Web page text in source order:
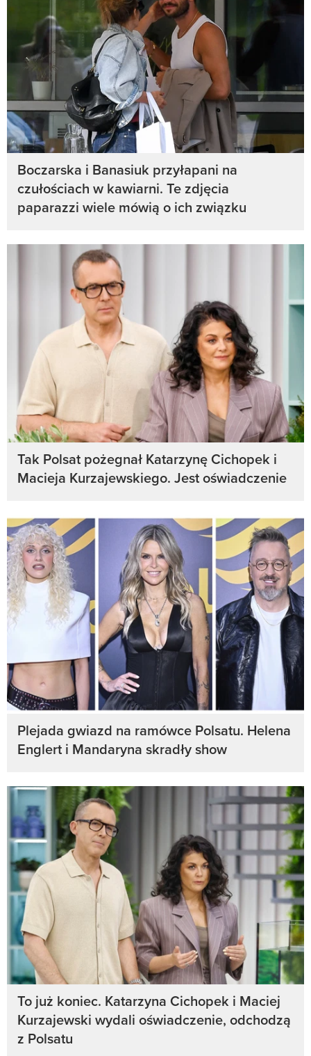
Boczarska i Banasiuk przyłapani na
czułościach w kawiarni. Te zdjęcia
paparazzi wiele mówią o ich związku
Tak Polsat pożegnał Katarzynę Cichopek i
Macieja Kurzajewskiego. Jest oświadczenie
Plejada gwiazd na ramówce Polsatu. Helena
Englert i Mandaryna skradły show
To już koniec. Katarzyna Cichopek i Maciej
Kurzajewski wydali oświadczenie, odchodzą
z Polsatu